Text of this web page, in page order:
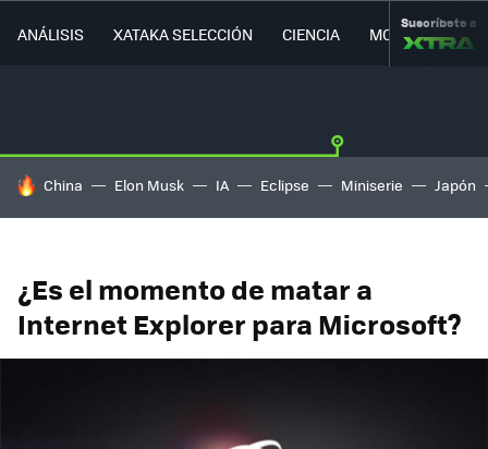
ANÁLISIS XATAKA SELECCIÓN CIENCIA MOVILIDAD
Suscríbete a
HOY SE HABLA DE
China Elon Musk IA Eclipse Miniserie Japón
¿Es el momento de matar a
Internet Explorer para Microsoft?